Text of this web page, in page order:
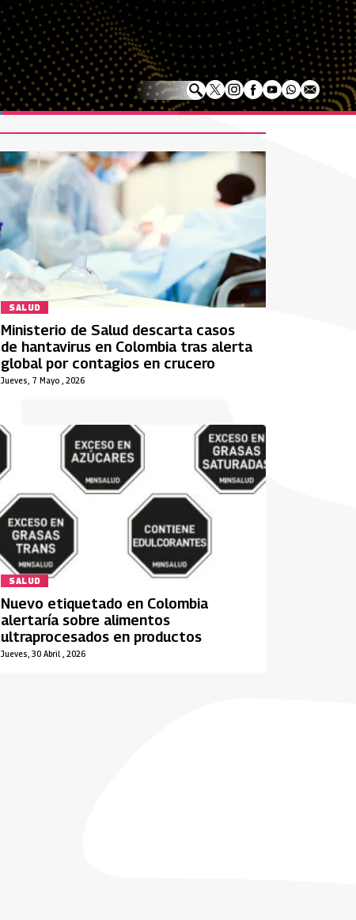
SALUD
Jueves, 7 Mayo , 2026
Ministerio de Salud descarta casos
de hantavirus en Colombia tras alerta
global por contagios en crucero
SALUD
Jueves, 30 Abril , 2026
Nuevo etiquetado en Colombia
alertaría sobre alimentos
ultraprocesados en productos